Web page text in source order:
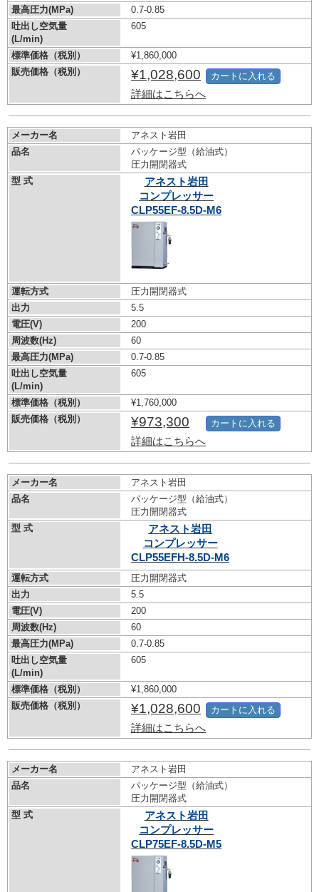
最高圧力(MPa)
0.7-0.85
吐出し空気量
(L/min)
605
標準価格（税別）
¥1,860,000
販売価格（税別）
¥1,028,600
詳細はこちらへ
カートに入れる
メーカー名
アネスト岩田
品名
パッケージ型（給油式）
圧力開閉器式
型 式
アネスト岩田
コンプレッサー
CLP55EF-8.5D-M6
運転方式
圧力開閉器式
出力
5.5
電圧(V)
200
周波数(Hz)
60
最高圧力(MPa)
0.7-0.85
吐出し空気量
(L/min)
605
標準価格（税別）
¥1,760,000
販売価格（税別）
¥973,300
詳細はこちらへ
カートに入れる
メーカー名
アネスト岩田
品名
パッケージ型（給油式）
圧力開閉器式
型 式
アネスト岩田
コンプレッサー
CLP55EFH-8.5D-M6
運転方式
圧力開閉器式
出力
5.5
電圧(V)
200
周波数(Hz)
60
最高圧力(MPa)
0.7-0.85
吐出し空気量
(L/min)
605
標準価格（税別）
¥1,860,000
販売価格（税別）
¥1,028,600
詳細はこちらへ
カートに入れる
メーカー名
アネスト岩田
品名
パッケージ型（給油式）
圧力開閉器式
型 式
アネスト岩田
コンプレッサー
CLP75EF-8.5D-M5